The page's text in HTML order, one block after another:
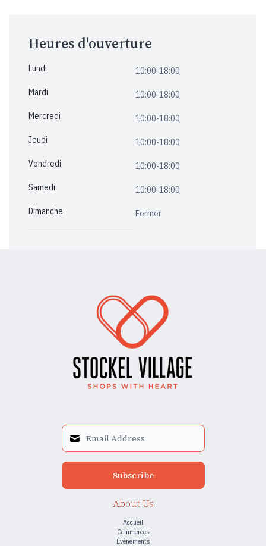
Heures d'ouverture
Lundi
10:00-18:00
Mardi
10:00-18:00
Mercredi
10:00-18:00
Jeudi
10:00-18:00
Vendredi
10:00-18:00
Samedi
10:00-18:00
Dimanche
Fermer
Subscribe
About Us
Accueil
Commerces
Événements